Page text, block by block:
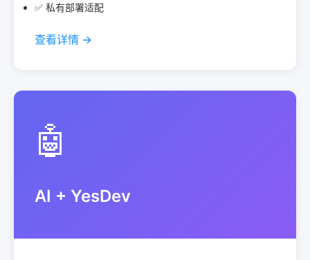
✅ 私有部署适配
查看详情 →
🤖
AI + YesDev